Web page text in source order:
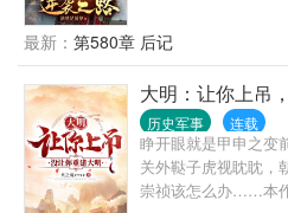
悌名扬天下！单骑下
几个女人。三入东吴
做，只想着老婆孩子
就像刘备希望的那样
儿子，做一个疼爱弟
儿……他跟所有人都
的诸葛亮。渐渐的他
等着有一天，刘备一
最新： 第580章 后记
大明：让你上吊
历史军事 连载
睁开眼就是甲申之变
关外鞑子虎视眈眈，
崇祯该怎么办……本